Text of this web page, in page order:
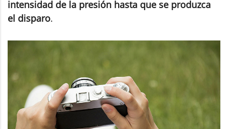
intensidad de la presión hasta que se produzca
el disparo.